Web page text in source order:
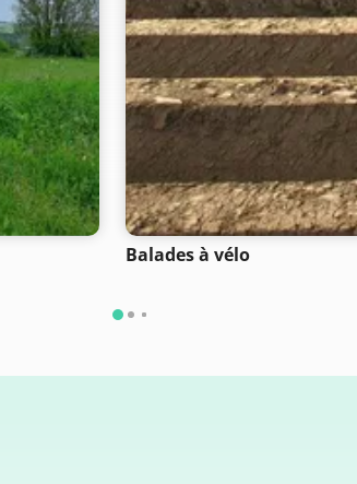
Balades à vélo